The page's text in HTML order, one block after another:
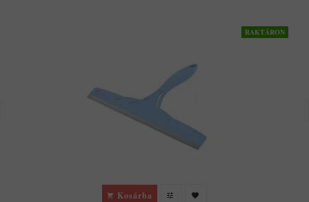
RAKTÁRON
Kosárba